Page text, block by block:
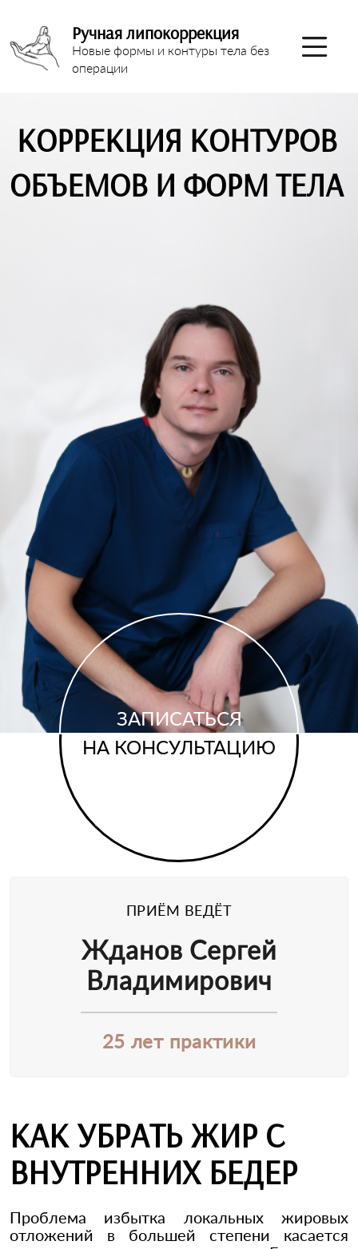
Ручная липокоррекция
Новые формы и контуры тела без
операции
КОРРЕКЦИЯ КОНТУРОВ
ОБЪЕМОВ И ФОРМ ТЕЛА
ЗАПИСАТЬСЯ
НА КОНСУЛЬТАЦИЮ
ПРИЁМ ВЕДЁТ
Жданов Сергей
Владимирович
25 лет практики
КАК УБРАТЬ ЖИР С
ВНУТРЕННИХ БЕДЕР
Проблема избытка локальных жировых
отложений в большей степени касается